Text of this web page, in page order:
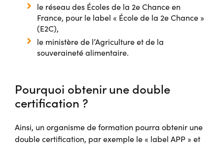
le réseau des Écoles de la 2e Chance en
France, pour le label « École de la 2e Chance »
(E2C),
le ministère de l’Agriculture et de la
souveraineté alimentaire.
Pourquoi obtenir une double
certification ?
Ainsi, un organisme de formation pourra obtenir une
double certification, par exemple le « label APP » et